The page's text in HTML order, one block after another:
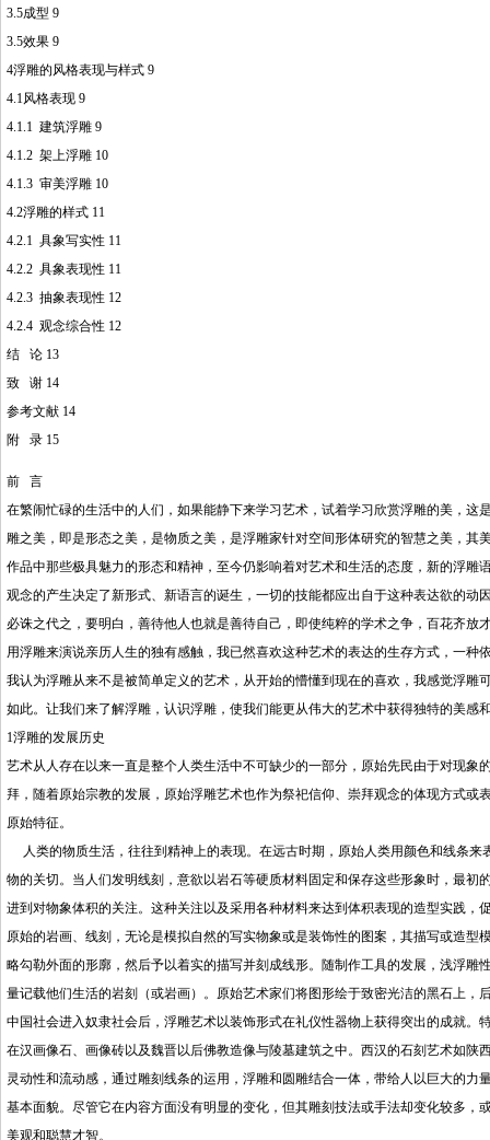
3.5成型 9
3.5效果 9
4浮雕的风格表现与样式 9
4.1风格表现 9
4.1.1 建筑浮雕 9
4.1.2 架上浮雕 10
4.1.3 审美浮雕 10
4.2浮雕的样式 11
4.2.1 具象写实性 11
4.2.2 具象表现性 11
4.2.3 抽象表现性 12
4.2.4 观念综合性 12
结 论 13
致 谢 14
参考文献 14
附 录 15
前 言
在繁闹忙碌的生活中的人们，如果能静下来学习艺术，试着学习欣赏浮雕的美，
雕之美，即是形态之美，是物质之美，是浮雕家针对空间形体研究的智慧之美，
作品中那些极具魅力的形态和精神，至今仍影响着对艺术和生活的态度，新的浮
观念的产生决定了新形式、新语言的诞生，一切的技能都应出自于这种表达欲的
必诛之代之，要明白，善待他人也就是善待自己，即使纯粹的学术之争，百花齐
用浮雕来演说亲历人生的独有感触，我已然喜欢这种艺术的表达的生存方式，一种
我认为浮雕从来不是被简单定义的艺术，从开始的懵懂到现在的喜欢，我感觉浮
如此。让我们来了解浮雕，认识浮雕，使我们能更从伟大的艺术中获得独特的美感
1浮雕的发展历史
艺术从人存在以来一直是整个人类生活中不可缺少的一部分，原始先民由于对现
拜，随着原始宗教的发展，原始浮雕艺术也作为祭祀信仰、崇拜观念的体现方式
原始特征。
人类的物质生活，往往到精神上的表现。在远古时期，原始人类用颜色和线条
物的关切。当人们发明线刻，意欲以岩石等硬质材料固定和保存这些形象时，最
进到对物象体积的关注。这种关注以及采用各种材料来达到体积表现的造型实
原始的岩画、线刻，无论是模拟自然的写实物象或是装饰性的图案，其描写或造
略勾勒外面的形廓，然后予以着实的描写并刻成线形。随制作工具的发展，浅浮
量记载他们生活的岩刻（或岩画）。原始艺术家们将图形绘于致密光洁的黑石上
中国社会进入奴隶社会后，浮雕艺术以装饰形式在礼仪性器物上获得突出的成就
在汉画像石、画像砖以及魏晋以后佛教造像与陵墓建筑之中。西汉的石刻艺术如
灵动性和流动感，通过雕刻线条的运用，浮雕和圆雕结合一体，带给人以巨大的
基本面貌。尽管它在内容方面没有明显的变化，但其雕刻技法或手法却变化较多
美观和聪慧才智。